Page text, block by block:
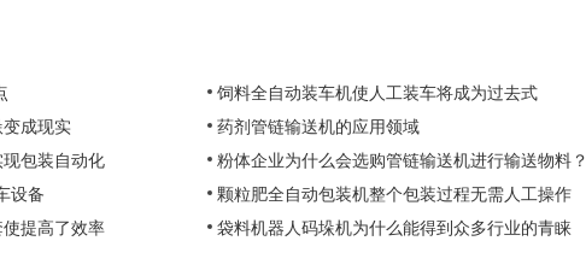
饲料全自动装车机使人工装车将成为过去式
成现实
药剂管链输送机的应用领域
包装自动化
粉体企业为什么会选购管链输送机进行输送物料？
设备
颗粒肥全自动包装机整个包装过程无需人工操作
提高了效率
袋料机器人码垛机为什么能得到众多行业的青睐